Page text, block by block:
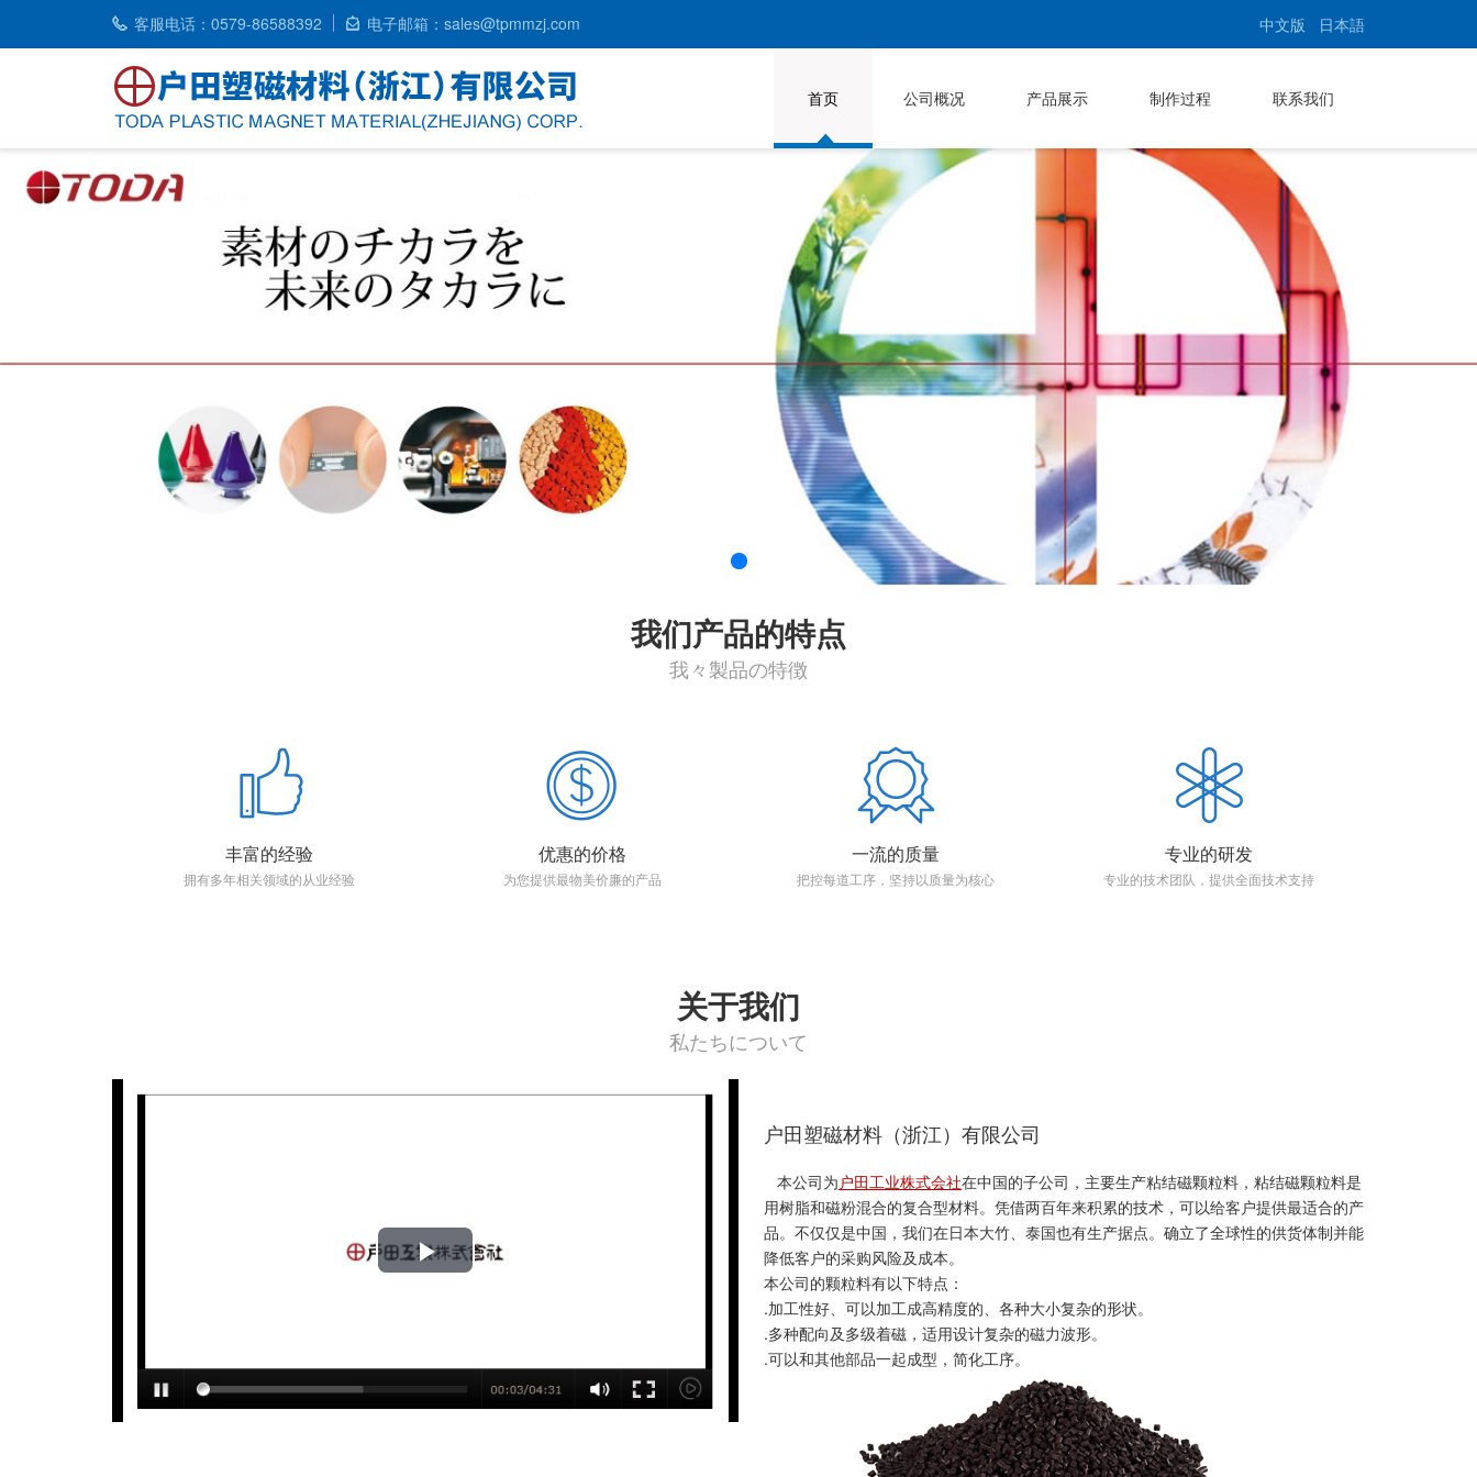
客服电话：0579-86588392 电子邮箱：sales@tpmmzj.com 中文版 日本語
首页 公司概况 产品展示 制作过程 联系我们
我们产品的特点
我々製品の特徴
丰富的经验
拥有多年相关领域的从业经验
优惠的价格
为您提供最物美价廉的产品
一流的质量
把控每道工序，坚持以质量为核心
专业的研发
专业的技术团队，提供全面技术支持
关于我们
私たちについて
Play
户田塑磁材料（浙江）有限公司
本公司为 户田工业株式会社在中国的子公司，主要生产粘结磁颗粒料， 粘结磁颗粒料是
用树脂和磁粉混合的复合型材料。凭借两百年来积累的技术，可以给客户提供最适合的产
品。不仅仅是中国，我们在日本大竹、泰国也有生产据点。确立了全球性的供货体制并能
降低客户的采购风险及成本。
本公司的颗粒料有以下特点：
.加工性好、可以加工成高精度的、各种大小复杂的形状。
.多种配向及多级着磁，适用设计复杂的磁力波形。
.可以和其他部品一起成型，简化工序。